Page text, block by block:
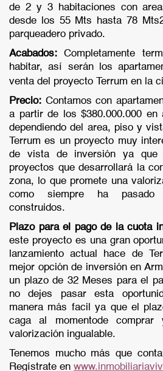
de 2 y 3 habitaciones con
desde los 55 Mts hasta 78
parqueadero privado.
Acabados:Completamente
habitar, así serán los
venta del proyecto Terrum en la
Precio: Contamos con
a partir de los $380.000.000 en
dependiendo del area, piso y
Terrum es un proyecto muy
de vista de inversión ya
proyectos que desarrollará la
zona, lo que promete una
como siempre ha
construidos.
Plazo para el pago de la cuota
este proyecto es una gran
lanzamiento actual hace de
mejor opción de inversión en
un plazo de 32 Meses para el
no dejes pasar esta
manera más facil ya que el
caga al momentode
valorización ingualable.
Tenemos mucho más que
Regístrate en